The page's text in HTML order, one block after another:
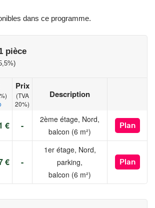
cadre de vie recherché. Une adresse
de Dijon. A 15min* en voiture du
et à proximité du CHU Jardins privatifs,
Architecture inspirée des maisons
accès vers Dijon Une adresse proche des
et des zones d’emploi de Longvic
les risques auxquels ce bien est exposé
le site Géorisques :
dans ce programme.
pièce
Prix
(TVA
20%)
Description
€ -
2ème étage, Nord,
balcon (6 m²)
Plan
€ -
1er étage, Nord,
parking,
balcon (6 m²)
Plan